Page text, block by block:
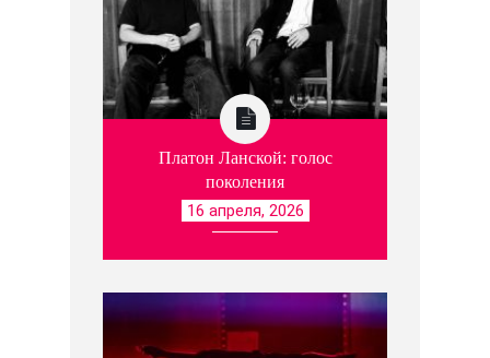
Платон Ланской: голос
поколения
16 апреля, 2026